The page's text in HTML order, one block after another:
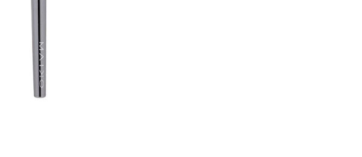
CREARE UN ACCOUNT